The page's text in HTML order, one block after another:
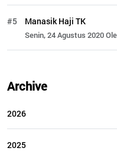
#5 Manasik Haji TK
Senin, 24 Agustus 2020
Archive
2026
2025